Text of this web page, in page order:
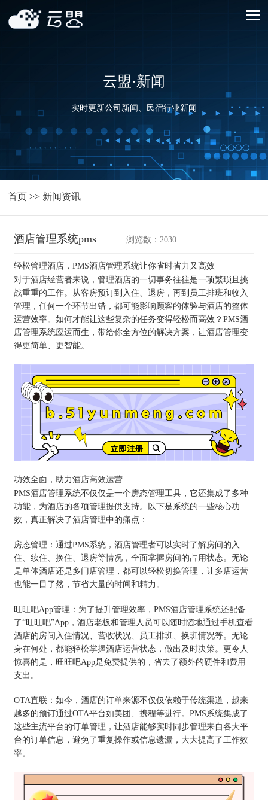
云盟·新闻
实时更新公司新闻、民宿行业新闻
首页 >> 新闻资讯
酒店管理系统pms 浏览数：2030
轻松管理酒店，PMS酒店管理系统让你省时省力又高效
对于酒店经营者来说，管理酒店的一切事务往往是一项繁琐且挑
战重重的工作。从客房预订到入住、退房，再到员工排班和收入
管理，任何一个环节出错，都可能影响顾客的体验与酒店的整体
运营效率。如何才能让这些复杂的任务变得轻松而高效？PMS酒
店管理系统应运而生，带给你全方位的解决方案，让酒店管理变
得更简单、更智能。
功效全面，助力酒店高效运营
PMS酒店管理系统不仅仅是一个房态管理工具，它还集成了多种
功能，为酒店的各项管理提供支持。以下是系统的一些核心功
效，真正解决了酒店管理中的痛点：
房态管理：通过PMS系统，酒店管理者可以实时了解房间的入
住、续住、换住、退房等情况，全面掌握房间的占用状态。无论
是单体酒店还是多门店管理，都可以轻松切换管理，让多店运营
也能一目了然，节省大量的时间和精力。
旺旺吧App管理：为了提升管理效率，PMS酒店管理系统还配备
了“旺旺吧”App，酒店老板和管理人员可以随时随地通过手机查看
酒店的房间入住情况、营收状况、员工排班、换班情况等。无论
身在何处，都能轻松掌握酒店运营状态，做出及时决策。更令人
惊喜的是，旺旺吧App是免费提供的，省去了额外的硬件和费用
支出。
OTA直联：如今，酒店的订单来源不仅仅依赖于传统渠道，越来
越多的预订通过OTA平台如美团、携程等进行。PMS系统集成了
这些主流平台的订单管理，让酒店能够实时同步管理来自各大平
台的订单信息，避免了重复操作或信息遗漏，大大提高了工作效
率。